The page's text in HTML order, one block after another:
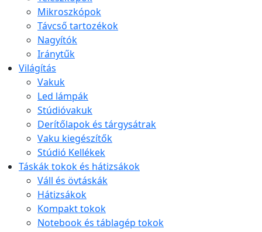
Mikroszkópok
Távcső tartozékok
Nagyítók
Iránytűk
Világítás
Vakuk
Led lámpák
Stúdióvakuk
Derítőlapok és tárgysátrak
Vaku kiegészítők
Stúdió Kellékek
Táskák tokok és hátizsákok
Váll és övtáskák
Hátizsákok
Kompakt tokok
Notebook és táblagép tokok